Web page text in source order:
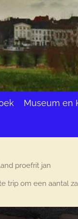
Museum en
proefrit jan
trip om een aantal